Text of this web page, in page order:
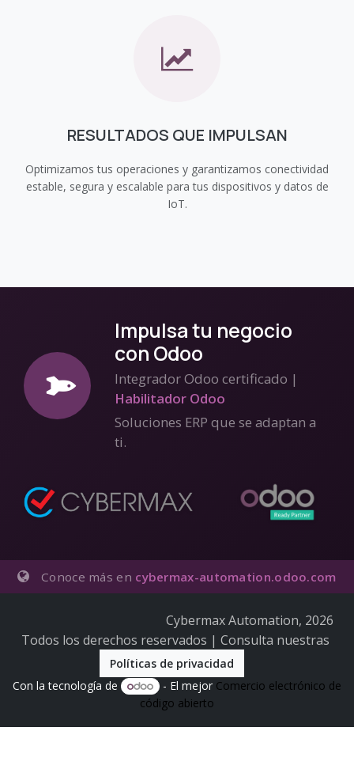
RESULTADOS QUE IMPULSAN
Optimizamos tus operaciones y garantizamos conectividad
estable, segura y escalable para tus dispositivos y datos de
IoT.
Impulsa tu negocio
con Odoo
Integrador Odoo certificado |
Habilitador Odoo
Soluciones ERP que se adaptan a
ti.
Conoce más en cybermax-automation.odoo.com
Cybermax Automation, 2026
Todos los derechos reservados | Consulta nuestras
Políticas de privacidad
Con la tecnología de
- El mejor Comercio electrónico de
código abierto